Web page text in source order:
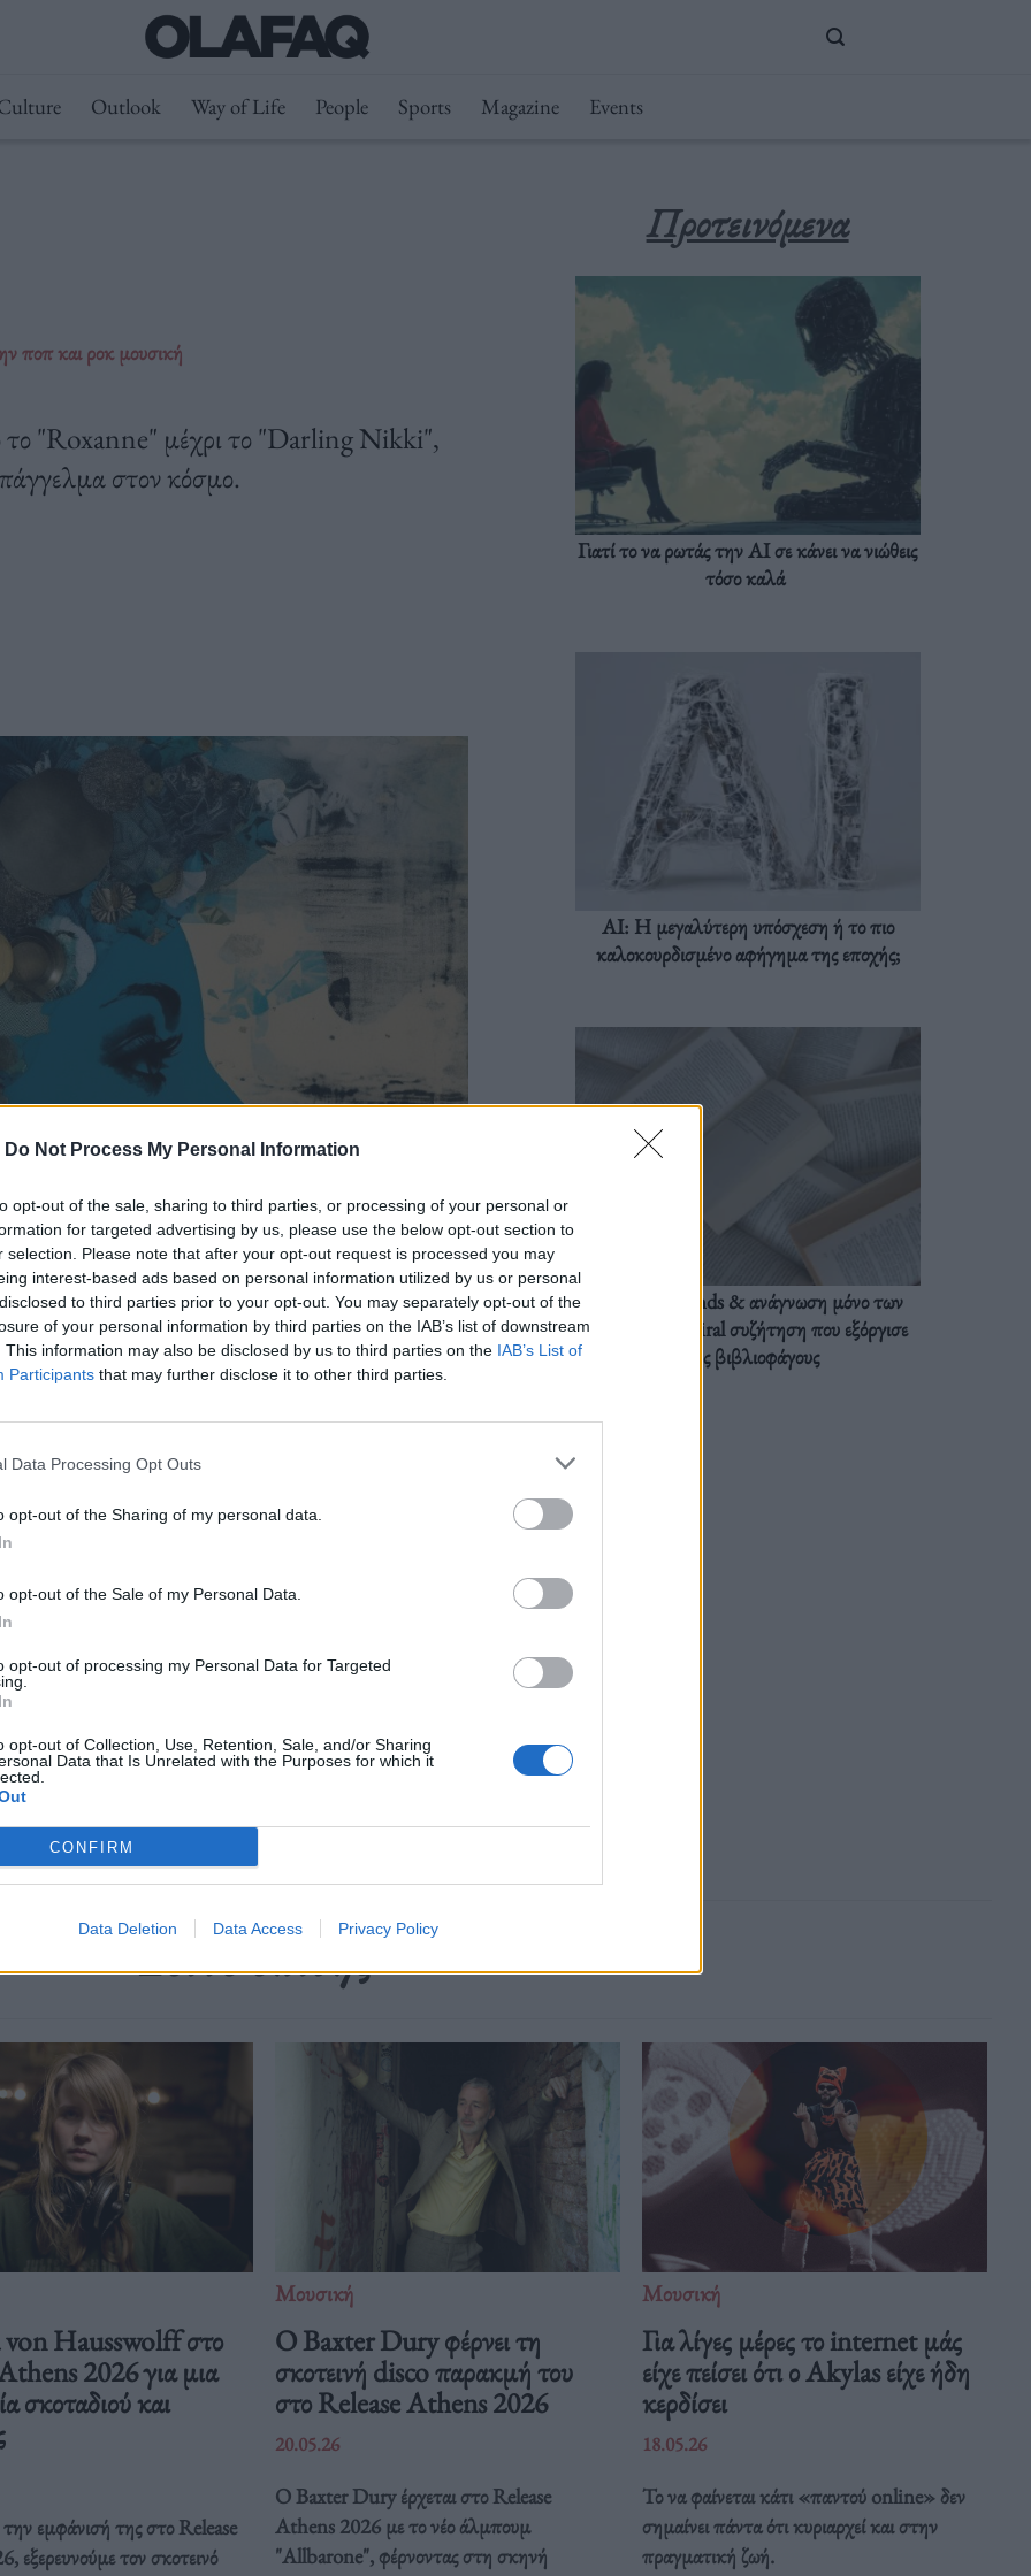
Do Not Process My Personal Information
opt-out of the sale, sharing to third parties, or processing of your personal or
for targeted advertising by us, please use the below opt-out section to
selection. Please note that after your opt-out request is processed you may
interest-based ads based on personal information utilized by us or personal
to third parties prior to your opt-out. You may separately opt-out of the
of your personal information by third parties on the IAB’s list of downstream
This information may also be disclosed by us to third parties on the IAB’s List of
Participants that may further disclose it to other third parties.
Data Processing Opt Outs
opt-out of the Sharing of my personal data.
opt-out of the Sale of my Personal Data.
opt-out of processing my Personal Data for Targeted
opt-out of Collection, Use, Retention, Sale, and/or Sharing
Data that Is Unrelated with the Purposes for which it
CONFIRM
Data Deletion Data Access Privacy Policy
Outlook Way of Life People Sports Magazine Events
ποπ και ροκ μουσική
το "Roxanne" μέχρι το "Darling Nikki",
στον κόσμο.
το “Roxanne” μέχρι το “Darling
επάγγελμα στον κόσμο.
→
Προτεινόμενα
Γιατί το να ρωτάς την AI σε κάνει να νιώθεις
τόσο καλά
AI: Η μεγαλύτερη υπόσχεση ή το πιο
καλοκουρδισμένο αφήγημα της εποχής;
BookTok trends & ανάγνωση μόνο των
διαλόγων: Η viral συζήτηση που εξόργισε
τους βιβλιοφάγους
Δείτε επίσης
Hausswolff στο
2026 για μια
σκοταδιού και
εμφάνισή της στο Release
εξερευνούμε τον σκοτεινό
Μουσική
Ο Baxter Dury φέρνει τη
σκοτεινή disco παρακμή του
στο Release Athens 2026
20.05.26
Ο Baxter Dury έρχεται στο Release
Athens 2026 με το νέο άλμπουμ
"Allbarone", φέρνοντας στη σκηνή
Μουσική
Για λίγες μέρες το internet μάς
είχε πείσει ότι ο Akylas είχε ήδη
κερδίσει
18.05.26
Το να φαίνεται κάτι «παντού online» δεν
σημαίνει πάντα ότι κυριαρχεί και στην
πραγματική ζωή.